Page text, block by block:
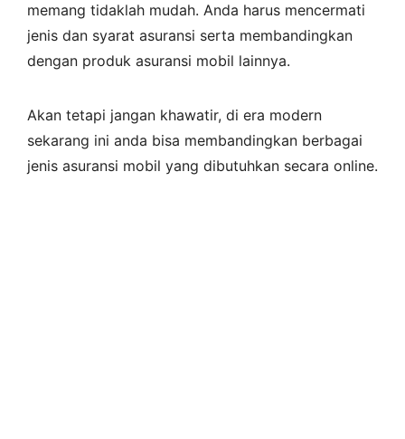
memang tidaklah mudah. Anda harus mencermati
jenis dan syarat asuransi serta membandingkan
dengan produk asuransi mobil lainnya.
Akan tetapi jangan khawatir, di era modern
sekarang ini anda bisa membandingkan berbagai
jenis asuransi mobil yang dibutuhkan secara online.